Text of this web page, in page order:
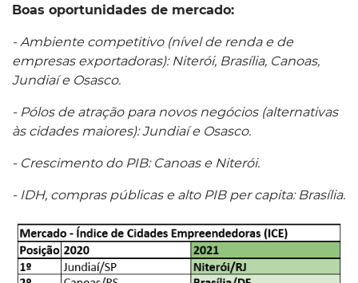
Boas oportunidades de mercado:
- Ambiente competitivo (nível de renda e de
empresas exportadoras): Niterói, Brasília, Canoas,
Jundiaí e Osasco.
- Pólos de atração para novos negócios (alternativas
às cidades maiores): Jundiaí e Osasco.
- Crescimento do PIB: Canoas e Niterói.
- IDH, compras públicas e alto PIB per capita: Brasília.